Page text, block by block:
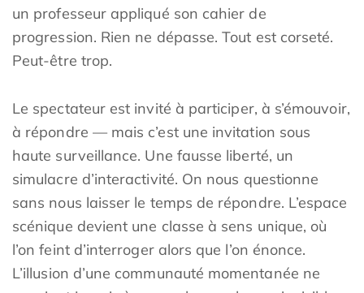
un professeur appliqué son cahier de
progression. Rien ne dépasse. Tout est corseté.
Peut-être trop.
Le spectateur est invité à participer, à s’émouvoir,
à répondre — mais c’est une invitation sous
haute surveillance. Une fausse liberté, un
simulacre d’interactivité. On nous questionne
sans nous laisser le temps de répondre. L’espace
scénique devient une classe à sens unique, où
l’on feint d’interroger alors que l’on énonce.
L’illusion d’une communauté momentanée ne